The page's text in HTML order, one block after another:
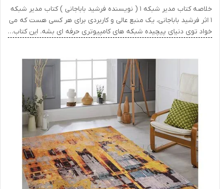
خلاصه کتاب مدیر شبکه ۱ ( نویسنده فرشید باباجانی ) کتاب مدیر شبکه
۱ اثر فرشید باباجانی، یک منبع عالی و کاربردی برای هر کسی هست که می
خواد توی دنیای پیچیده شبکه های کامپیوتری حرفه ای بشه. این کتاب…